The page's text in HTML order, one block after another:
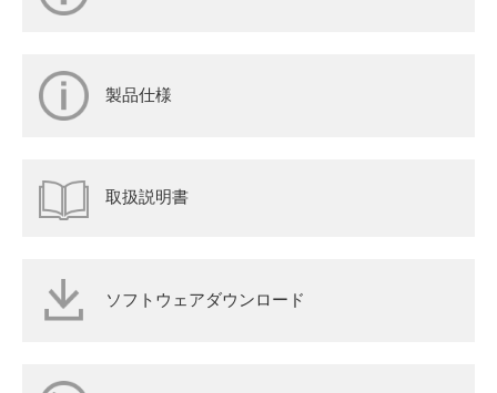
製品仕様
取扱説明書
ソフトウェアダウンロード